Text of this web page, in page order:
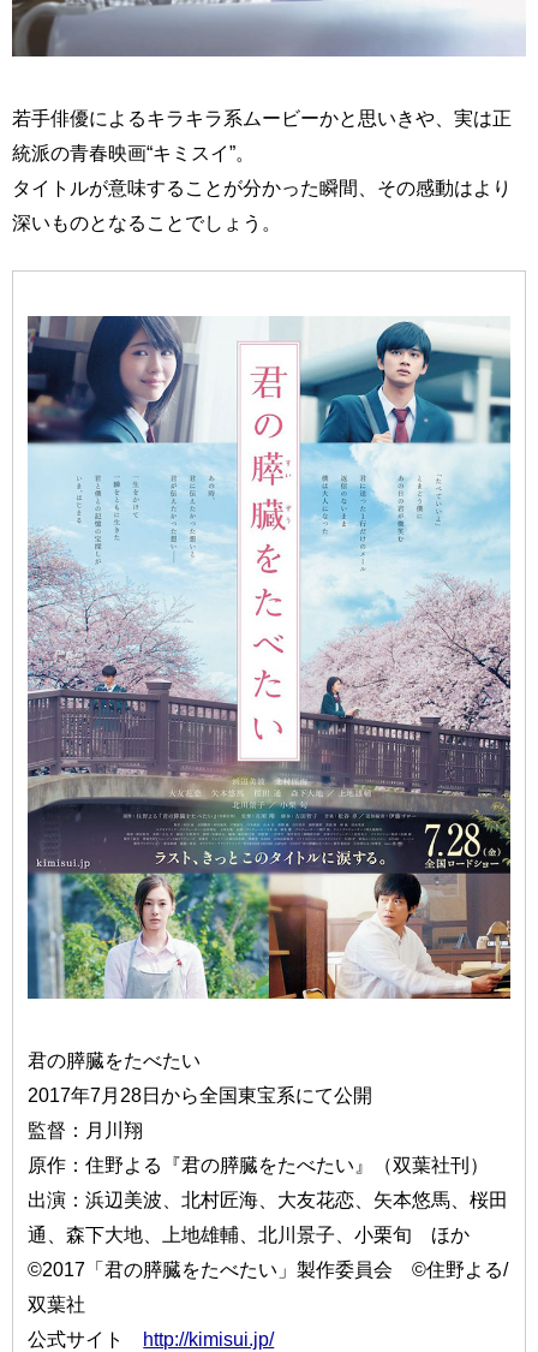
若手俳優によるキラキラ系ムービーかと思いきや、実は正
統派の青春映画“キミスイ”。
タイトルが意味することが分かった瞬間、その感動はより
深いものとなることでしょう。
君の膵臓をたべたい
2017年7月28日から全国東宝系にて公開
監督：月川翔
原作：住野よる『君の膵臓をたべたい』（双葉社刊）
出演：浜辺美波、北村匠海、大友花恋、矢本悠馬、桜田
通、森下大地、上地雄輔、北川景子、小栗旬 ほか
©2017「君の膵臓をたべたい」製作委員会 ©住野よる/
双葉社
公式サイト http://kimisui.jp/